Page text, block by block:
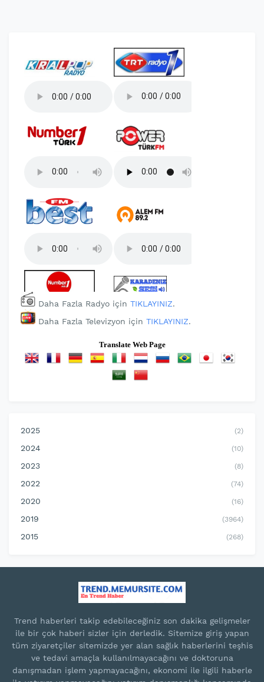
Daha Fazla Radyo için TIKLAYINIZ.
Daha Fazla Televizyon için TIKLAYINIZ.
Translate Web Page
2025 (2)
2024 (10)
2023 (8)
2022 (74)
2020 (16)
2019 (3964)
2015 (268)
Trend haberleri takip edebileceğiniz son dakika gelişmeler
ile bir çok haberi sizler için derledik. Sitemize giriş yapan
tüm ziyaretçiler sitemizde yer alan sağlık haberlerini teşhis
ve tedavi amaçla kullanılmayacağını ve doktoruna
danışmadan işlem yapmayacağını, ekonomi ile ilgili haberle